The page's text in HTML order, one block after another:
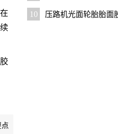
10
压路机光面轮胎胎面